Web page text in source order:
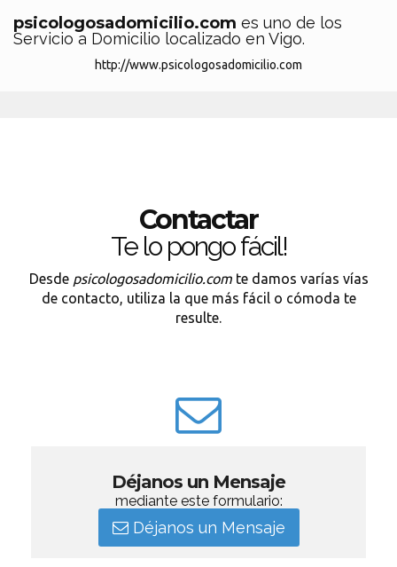
psicologosadomicilio.com es uno de los
Servicio a Domicilio localizado en Vigo.
http://www.psicologosadomicilio.com
Contactar
Te lo pongo fácil!
Desde psicologosadomicilio.comte damos varías vías
de contacto, utiliza la que más fácil o cómoda te
resulte.
Déjanos un Mensaje
mediante este formulario:
Déjanos un Mensaje